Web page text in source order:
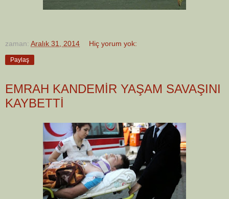
zaman: Aralık 31, 2014 Hiç yorum yok:
Paylaş
EMRAH KANDEMİR YAŞAM SAVAŞINI
KAYBETTİ